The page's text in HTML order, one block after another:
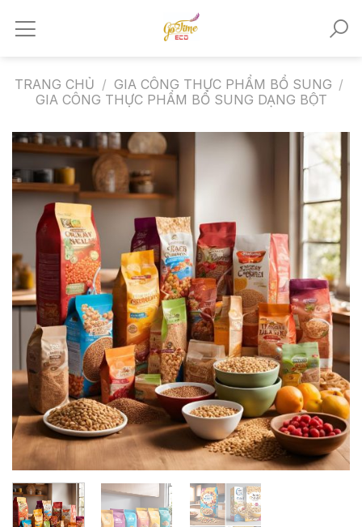
TRANG CHỦ / GIA CÔNG THỰC PHẨM BỔ SUNG /
GIA CÔNG THỰC PHẨM BỔ SUNG DẠNG BỘT